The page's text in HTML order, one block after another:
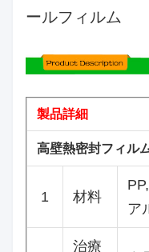
ールフィルム
製品詳細
高壁熱密封フィル
1 材料
ア
治療